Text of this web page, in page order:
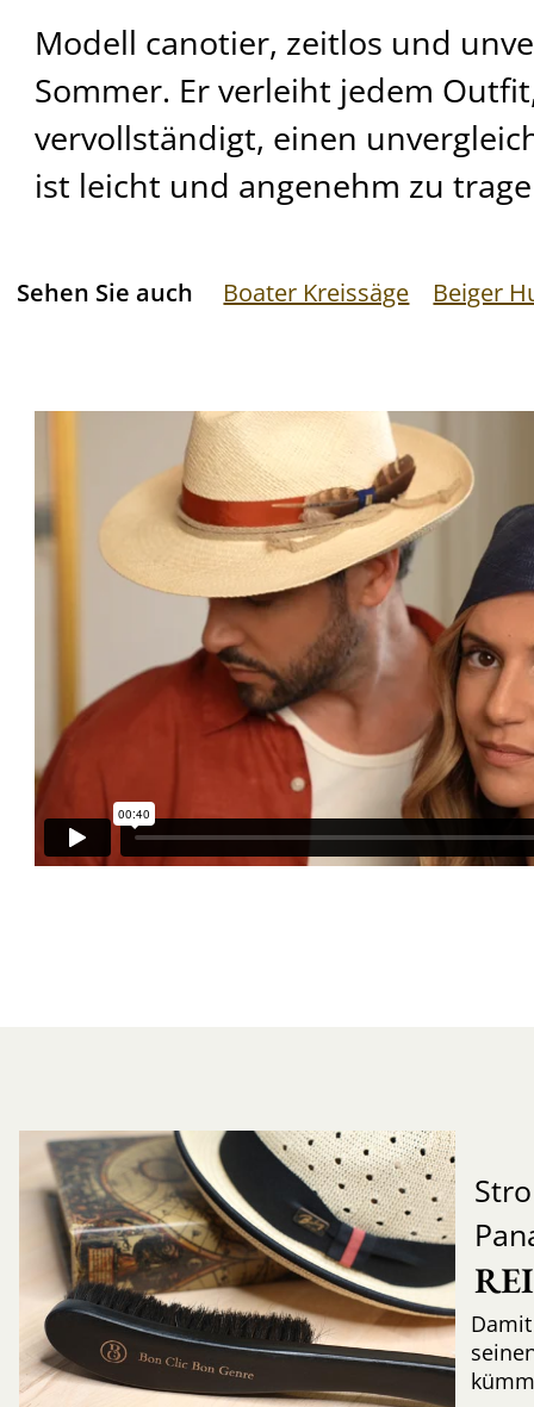
Modell canotier, zeitlos und
Sommer. Er verleiht jedem
vervollständigt, einen
ist leicht und angenehm zu
Sehen Sie auch Boater Kreissäge Beiger